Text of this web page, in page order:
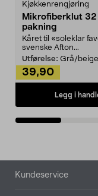
Kjøkkenrengjøring
Mikrofiberklut 32
pakning
Kåret til «soleklar
svenske Afton...
Utførelse: Grå/beige
39,90
Legg i
Bunntekst
Kundeservice